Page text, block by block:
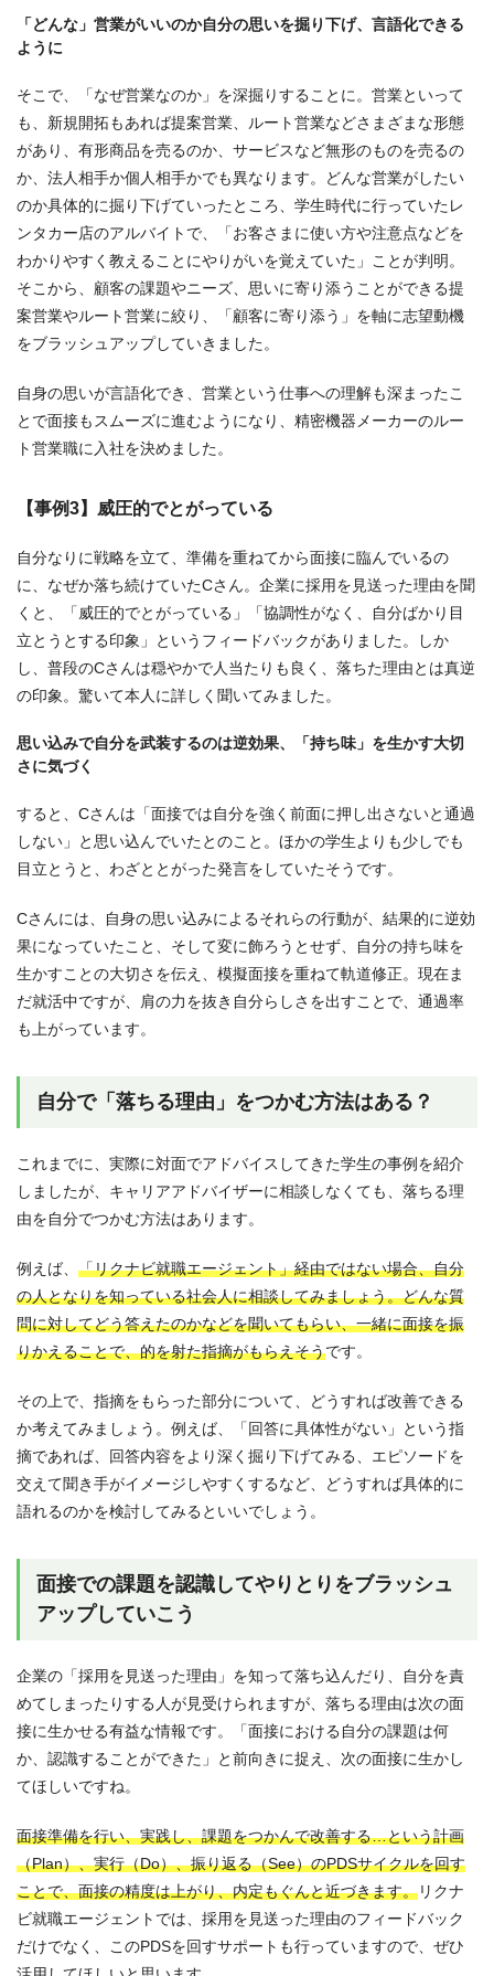
「どんな」営業がいいのか自分の思いを掘り下げ、言語化できる
ように
そこで、「なぜ営業なのか」を深掘りすることに。営業といって
も、新規開拓もあれば提案営業、ルート営業などさまざまな形態
があり、有形商品を売るのか、サービスなど無形のものを売るの
か、法人相手か個人相手かでも異なります。どんな営業がしたい
のか具体的に掘り下げていったところ、学生時代に行っていたレ
ンタカー店のアルバイトで、「お客さまに使い方や注意点などを
わかりやすく教えることにやりがいを覚えていた」ことが判明。
そこから、顧客の課題やニーズ、思いに寄り添うことができる提
案営業やルート営業に絞り、「顧客に寄り添う」を軸に志望動機
をブラッシュアップしていきました。
自身の思いが言語化でき、営業という仕事への理解も深まったこ
とで面接もスムーズに進むようになり、精密機器メーカーのルー
ト営業職に入社を決めました。
【事例3】威圧的でとがっている
自分なりに戦略を立て、準備を重ねてから面接に臨んでいるの
に、なぜか落ち続けていたCさん。企業に採用を見送った理由を聞
くと、「威圧的でとがっている」「協調性がなく、自分ばかり目
立とうとする印象」というフィードバックがありました。しか
し、普段のCさんは穏やかで人当たりも良く、落ちた理由とは真逆
の印象。驚いて本人に詳しく聞いてみました。
思い込みで自分を武装するのは逆効果、「持ち味」を生かす大切
さに気づく
すると、Cさんは「面接では自分を強く前面に押し出さないと通過
しない」と思い込んでいたとのこと。ほかの学生よりも少しでも
目立とうと、わざととがった発言をしていたそうです。
Cさんには、自身の思い込みによるそれらの行動が、結果的に逆効
果になっていたこと、そして変に飾ろうとせず、自分の持ち味を
生かすことの大切さを伝え、模擬面接を重ねて軌道修正。現在ま
だ就活中ですが、肩の力を抜き自分らしさを出すことで、通過率
も上がっています。
自分で「落ちる理由」をつかむ方法はある？
これまでに、実際に対面でアドバイスしてきた学生の事例を紹介
しましたが、キャリアアドバイザーに相談しなくても、落ちる理
由を自分でつかむ方法はあります。
例えば、 「リクナビ就職エージェント」経由ではない場合、自分
の人となりを知っている社会人に相談してみましょう。どんな質
問に対してどう答えたのかなどを聞いてもらい、一緒に面接を振
りかえることで、的を射た指摘がもらえそうです。
その上で、指摘をもらった部分について、どうすれば改善できる
か考えてみましょう。例えば、「回答に具体性がない」という指
摘であれば、回答内容をより深く掘り下げてみる、エピソードを
交えて聞き手がイメージしやすくするなど、どうすれば具体的に
語れるのかを検討してみるといいでしょう。
面接での課題を認識してやりとりをブラッシュ
アップしていこう
企業の「採用を見送った理由」を知って落ち込んだり、自分を責
めてしまったりする人が見受けられますが、落ちる理由は次の面
接に生かせる有益な情報です。「面接における自分の課題は何
か、認識することができた」と前向きに捉え、次の面接に生かし
てほしいですね。
面接準備を行い、実践し、課題をつかんで改善する…という計画
（Plan）、実行（Do）、振り返る（See）のPDSサイクルを回す
ことで、面接の精度は上がり、内定もぐんと近づきます。リクナ
ビ就職エージェントでは、採用を見送った理由のフィードバック
だけでなく、このPDSを回すサポートも行っていますので、ぜひ